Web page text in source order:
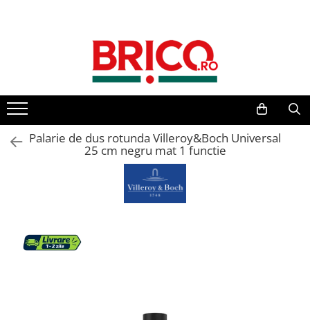
Toate Produsele
Baterii bucatarie
Palarie de dus rotunda Villeroy&Boch Universal
25 cm negru mat 1 functie